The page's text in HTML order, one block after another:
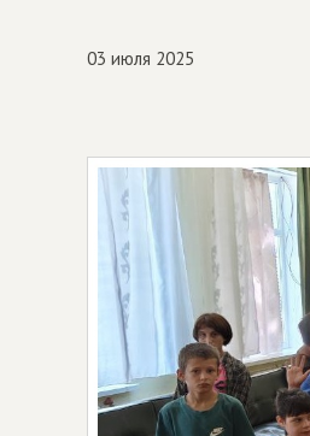
03 июля 2025